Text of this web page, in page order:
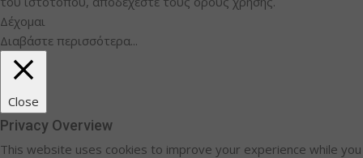
Δέχομαι
Διαβάστε περισσότερα...
Close
Privacy Overview
This website uses cookies to improve your experience while you